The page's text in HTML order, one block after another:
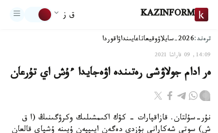
KAZINFORM ق ز
ترەند:2026-سايلاۋ وقيعاتاعايىنداۋاقوردا
14:09, 09 قاراشا 2021
ەر ادام جولاۋشى رەتىندە اۋەجايدا ءۇش اي تۇرعان
نۇر-سۇلتان. قازاقپارات – كۋك اكىمشىلىك وكرۋگىنىڭ (ا ق
ش) سوتى شەكارانى بۇزدى دەگەن ايىپپەن ۇيىنە ۇشپاي قالعان